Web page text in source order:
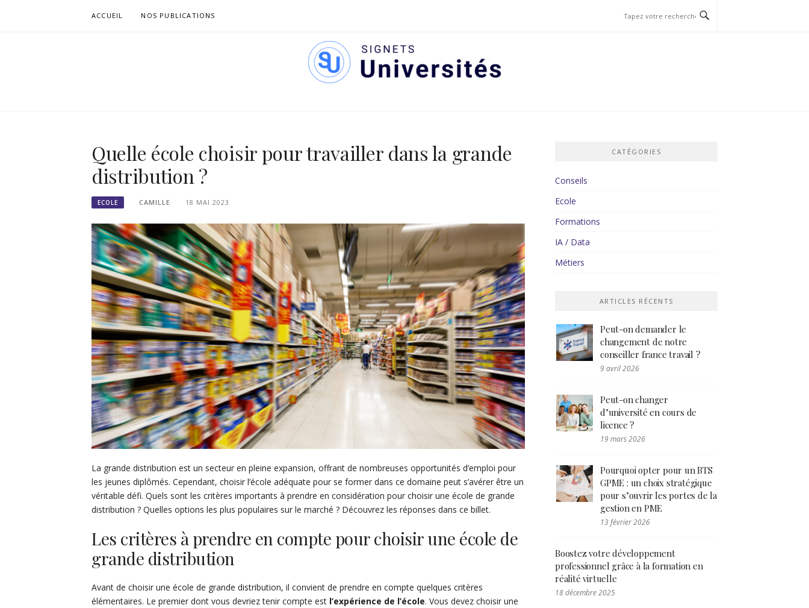
ACCUEIL NOS PUBLICATIONS
Quelle école choisir pour travailler dans la grande
distribution ?
ECOLE CAMILLE 18 MAI 2023
La grande distribution est un secteur en pleine expansion, offrant de nombreuses opportunités d’emploi pour
les jeunes diplômés. Cependant, choisir l’école adéquate pour se former dans ce domaine peut s’avérer être un
véritable défi. Quels sont les critères importants à prendre en considération pour choisir une école de grande
distribution ? Quelles options les plus populaires sur le marché ? Découvrez les réponses dans ce billet.
Les critères à prendre en compte pour choisir une école de
grande distribution
Avant de choisir une école de grande distribution, il convient de prendre en compte quelques critères
élémentaires. Le premier dont vous devriez tenir compte est l’expérience de l’école. Vous devez choisir une
CATÉGORIES
Conseils
Ecole
Formations
IA / Data
Métiers
ARTICLES RÉCENTS
Peut-on demander le
changement de notre
conseiller france travail ?
9 avril 2026
Peut-on changer
d’université en cours de
licence ?
19 mars 2026
Pourquoi opter pour un BTS
GPME : un choix stratégique
pour s’ouvrir les portes de la
gestion en PME
13 février 2026
Boostez votre développement
professionnel grâce à la formation en
réalité virtuelle
18 décembre 2025